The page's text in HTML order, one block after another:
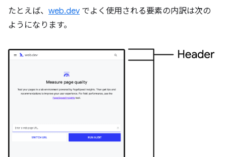
たとえば、 web.dev でよく使用される要素の内訳は次の
ようになります。